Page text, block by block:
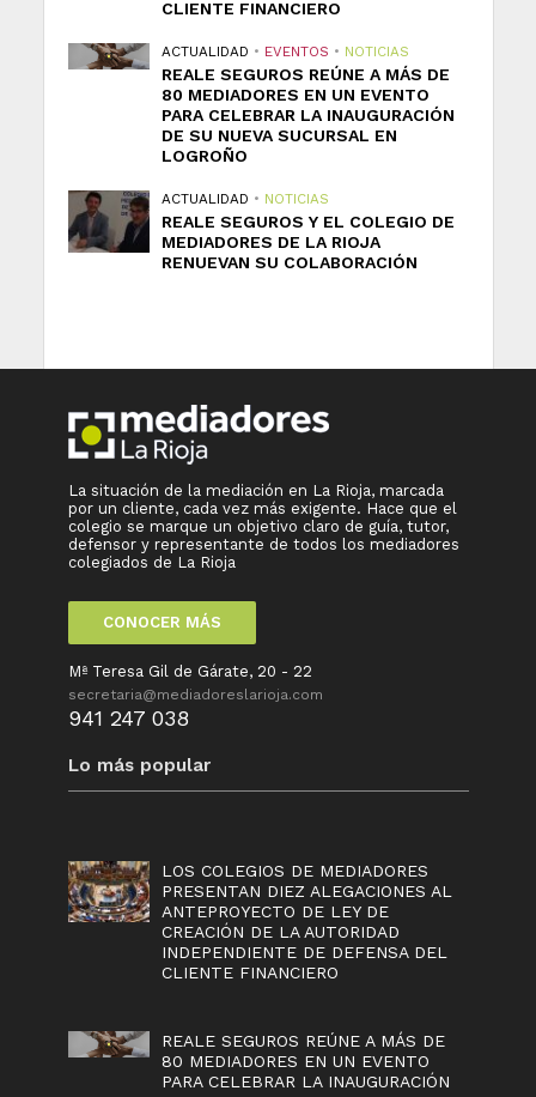
CLIENTE FINANCIERO
ACTUALIDAD • EVENTOS • NOTICIAS
REALE SEGUROS REÚNE A MÁS DE
80 MEDIADORES EN UN EVENTO
PARA CELEBRAR LA INAUGURACIÓN
DE SU NUEVA SUCURSAL EN
LOGROÑO
ACTUALIDAD • NOTICIAS
REALE SEGUROS Y EL COLEGIO DE
MEDIADORES DE LA RIOJA
RENUEVAN SU COLABORACIÓN
La situación de la mediación en La Rioja, marcada
por un cliente, cada vez más exigente. Hace que el
colegio se marque un objetivo claro de guía, tutor,
defensor y representante de todos los mediadores
colegiados de La Rioja
CONOCER MÁS
Mª Teresa Gil de Gárate, 20 - 22
secretaria@mediadoreslarioja.com
941 247 038
Lo más popular
LOS COLEGIOS DE MEDIADORES
PRESENTAN DIEZ ALEGACIONES AL
ANTEPROYECTO DE LEY DE
CREACIÓN DE LA AUTORIDAD
INDEPENDIENTE DE DEFENSA DEL
CLIENTE FINANCIERO
REALE SEGUROS REÚNE A MÁS DE
80 MEDIADORES EN UN EVENTO
PARA CELEBRAR LA INAUGURACIÓN